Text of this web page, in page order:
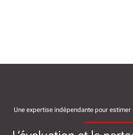
Une expertise indépendante pour